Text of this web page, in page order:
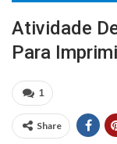
Atividade
Para
1
Share